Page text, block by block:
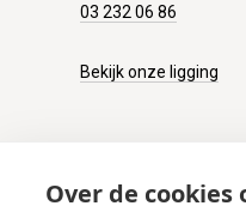
Over de cookies
03 232 06 86
Bekijk onze ligging